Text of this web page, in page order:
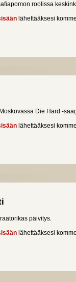
roolissa
lähettääksesi
Die Hard -
to Die Hard, A
lähettääksesi
päivitys.
ja Kerttu: Noitajahti
lähettääksesi